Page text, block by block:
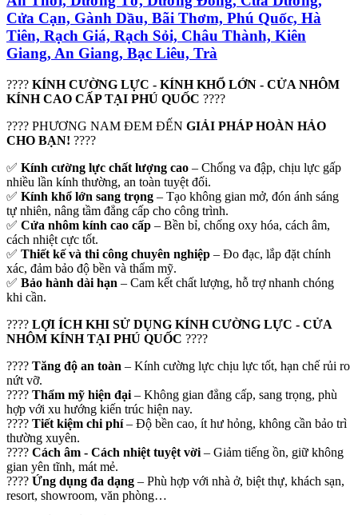
Cửa Cạn, Gành Dầu, Bãi Thơm, Phú Quốc, Hà
Tiên, Rạch Giá, Rạch Sỏi, Châu Thành, Kiên
Giang, An Giang, Bạc Liêu, Trà
???? KÍNH CƯỜNG LỰC - KÍNH KHỔ LỚN - CỬA NHÔM
KÍNH CAO CẤP TẠI PHÚ QUỐC ????
???? PHƯƠNG NAM ĐEM ĐẾN GIẢI PHÁP HOÀN HẢO
CHO BẠN! ????
✅ Kính cường lực chất lượng cao – Chống va đập, chịu lực gấp
nhiều lần kính thường, an toàn tuyệt đối.
✅ Kính khổ lớn sang trọng – Tạo không gian mở, đón ánh sáng
tự nhiên, nâng tầm đẳng cấp cho công trình.
✅ Cửa nhôm kính cao cấp – Bền bỉ, chống oxy hóa, cách âm,
cách nhiệt cực tốt.
✅ Thiết kế và thi công chuyên nghiệp – Đo đạc, lắp đặt chính
xác, đảm bảo độ bền và thẩm mỹ.
✅ Bảo hành dài hạn – Cam kết chất lượng, hỗ trợ nhanh chóng
khi cần.
???? LỢI ÍCH KHI SỬ DỤNG KÍNH CƯỜNG LỰC - CỬA
NHÔM KÍNH TẠI PHÚ QUỐC ????
???? Tăng độ an toàn – Kính cường lực chịu lực tốt, hạn chế rủi ro
nứt vỡ.
???? Thẩm mỹ hiện đại – Không gian đẳng cấp, sang trọng, phù
hợp với xu hướng kiến trúc hiện nay.
???? Tiết kiệm chi phí– Độ bền cao, ít hư hỏng, không cần bảo trì
thường xuyên.
???? Cách âm - Cách nhiệt tuyệt vời – Giảm tiếng ồn, giữ không
gian yên tĩnh, mát mẻ.
???? Ứng dụng đa dạng – Phù hợp với nhà ở, biệt thự, khách sạn,
resort, showroom, văn phòng…